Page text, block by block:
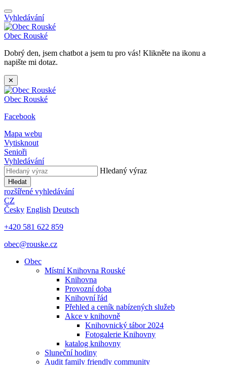
Vyhledávání
Obec Rouské
Dobrý den, jsem chatbot a jsem tu pro vás! Klikněte na ikonu a
napište mi dotaz.
✕
Obec Rouské
Facebook
Mapa webu
Vytisknout
Senioři
Vyhledávání
Hledaný výraz
Hledat
rozšířené vyhledávání
CZ
Česky English Deutsch
+420 581 622 859
obec@rouske.cz
Obec
Místní Knihovna Rouské
Knihovna
Provozní doba
Knihovní řád
Přehled a ceník nabízených služeb
Akce v knihovně
Knihovnický tábor 2024
Fotogalerie Knihovny
katalog knihovny
Sluneční hodiny
Audit family friendly community